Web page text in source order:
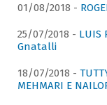
01/08/2018 -
25/07/2018 - LUIS
Gnatalli
18/07/2018 -
MEHMARI E